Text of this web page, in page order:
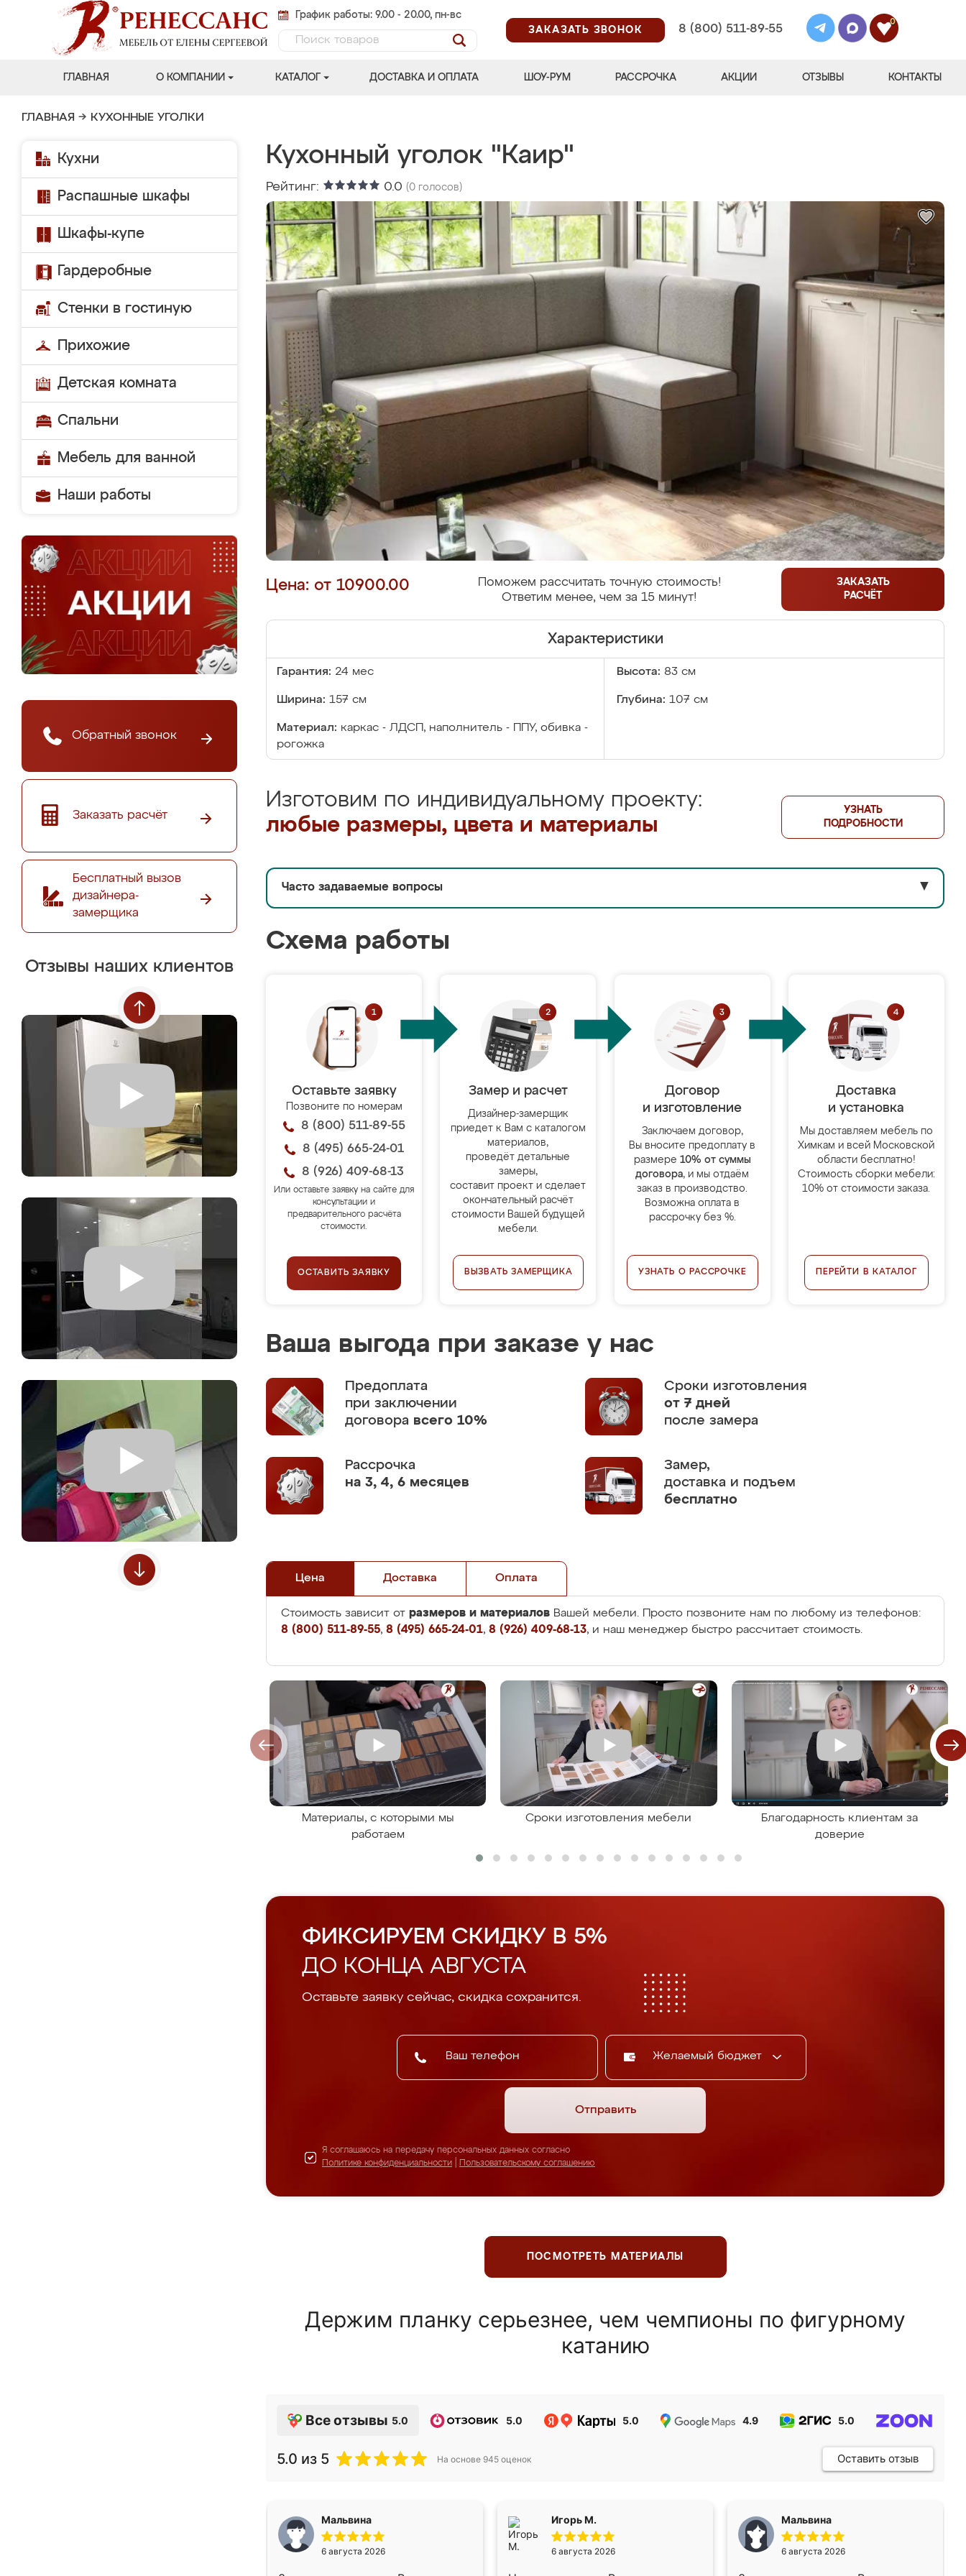
График работы: 9.00 - 20.00, пн-вс
ЗАКАЗАТЬ ЗВОНОК
8 (800) 511-89-55
0
ГЛАВНАЯ О КОМПАНИИ КАТАЛОГ ДОСТАВКА И ОПЛАТА ШОУ-РУМ РАССРОЧКА АКЦИИ ОТЗЫВЫ КОНТАКТЫ
ГЛАВНАЯ → КУХОННЫЕ УГОЛКИ
Кухни
Распашные шкафы
Шкафы-купе
Гардеробные
Стенки в гостиную
Прихожие
Детская комната
Спальни
Мебель для ванной
Наши работы
Обратный звонок
Заказать расчёт
Бесплатный вызов
дизайнера-
замерщика
Отзывы наших клиентов
Кухонный уголок "Каир"
Рейтинг: 0.0 (0 голосов)
Цена: от 10900.00
Поможем рассчитать точную стоимость!
Ответим менее, чем за 15 минут!
ЗАКАЗАТЬ
РАСЧЁТ
Характеристики
Гарантия: 24 мес Высота: 83 см
Ширина: 157 см Глубина: 107 см
Материал: каркас - ЛДСП, наполнитель - ППУ, обивка -
рогожка
Изготовим по индивидуальному проекту:
любые размеры, цвета и материалы
УЗНАТЬ
ПОДРОБНОСТИ
Часто задаваемые вопросы ▼
Схема работы
Оставьте заявку
Позвоните по номерам
8 (800) 511-89-55
8 (495) 665-24-01
8 (926) 409-68-13
Или оставьте заявку на сайте для
консультации и
предварительного расчёта
стоимости.
ОСТАВИТЬ ЗАЯВКУ
Замер и расчет
Дизайнер-замерщик
приедет к Вам с каталогом
материалов,
проведёт детальные
замеры,
составит проект и сделает
окончательный расчёт
стоимости Вашей будущей
мебели.
ВЫЗВАТЬ ЗАМЕРЩИКА
Договор
и изготовление
Заключаем договор,
Вы вносите предоплату в
размере 10% от суммы
договора, и мы отдаём
заказ в производство.
Возможна оплата в
рассрочку без %.
УЗНАТЬ О РАССРОЧКЕ
Доставка
и установка
Мы доставляем мебель по
Химкам и всей Московской
области бесплатно!
Стоимость сборки мебели:
10% от стоимости заказа.
ПЕРЕЙТИ В КАТАЛОГ
Ваша выгода при заказе у нас
Предоплата
при заключении
договора всего 10%
Сроки изготовления
от 7 дней
после замера
Рассрочка
на 3, 4, 6 месяцев
Замер,
доставка и подъем
бесплатно
Цена Доставка Оплата
Стоимость зависит от размеров и материалов Вашей мебели. Просто позвоните нам по любому из телефонов:
8 (800) 511-89-55, 8 (495) 665-24-01, 8 (926) 409-68-13, и наш менеджер быстро рассчитает стоимость.
Материалы, с которыми мы
работаем
Сроки изготовления мебели
Благодарность клиентам за
доверие
ФИКСИРУЕМ СКИДКУ В 5%
ДО КОНЦА АВГУСТА
Оставьте заявку сейчас, скидка сохранится.
Желаемый бюджет
Отправить
Я соглашаюсь на передачу персональных данных согласно
Политике конфиденциальности
Пользовательскому соглашению
ПОСМОТРЕТЬ МАТЕРИАЛЫ
Держим планку серьезнее, чем чемпионы по фигурному
катанию
Все отзывы 5.0 5.0 5.0 4.9 5.0
5.0 из 5 На основе 945 оценок Оставить отзыв
Мальвина
6 августа 2026
Игорь М.
6 августа 2026
Мальвина
6 августа 2026